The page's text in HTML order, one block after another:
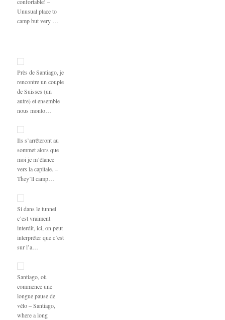
confortable! –
Unusual place to
camp but very …
Près de Santiago, je
rencontre un couple
de Suisses (un
autre) et ensemble
nous monto…
Ils s’arrêteront au
sommet alors que
moi je m’élance
vers la capitale. –
They’ll camp…
Si dans le tunnel
c’est vraiment
interdit, ici, on peut
interpréter que c’est
sur l’a…
Santiago, où
commence une
longue pause de
vélo – Santiago,
where a long